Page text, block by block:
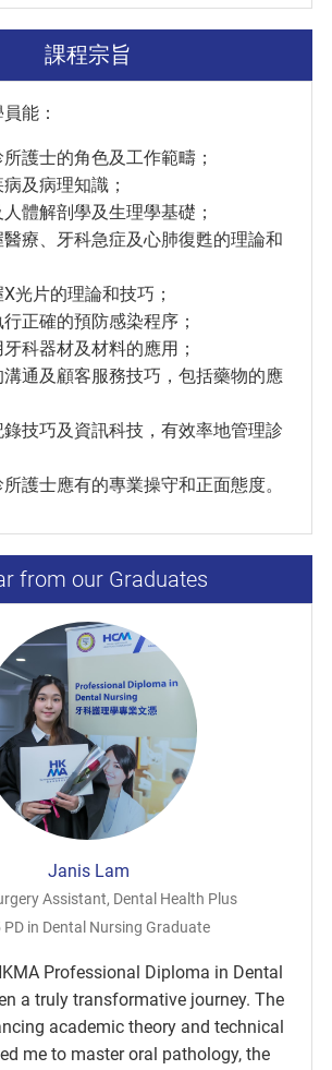
課程宗旨
能：
護士的角色及工作範疇；
及病理知識；
體解剖學及生理學基礎；
療、牙科急症及心肺復甦的理論和
光片的理論和技巧；
正確的預防感染程序；
科器材及材料的應用；
通及顧客服務技巧，包括藥物的應
技巧及資訊科技，有效率地管理診
護士應有的專業操守和正面態度。
from our Graduates
Janis Lam
Assistant, Dental Health Plus
PD in Dental Nursing Graduate
Professional Diploma in Dental
a truly transformative journey. The
academic theory and technical
me to master oral pathology, the